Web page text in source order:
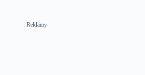
Reklamy